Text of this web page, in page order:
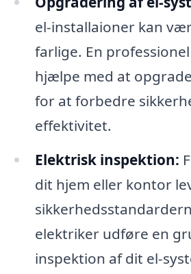
el-installaioner kan
farlige. En
hjælpe med at
for at forbedre
effektivitet.
Elektrisk inspektion:
dit hjem eller kontor
elektriker udføre en
inspektion af dit el-